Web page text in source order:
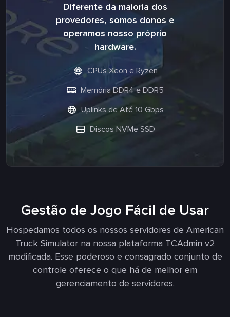
Diferente da maioria dos
provedores, somos donos e
operamos nosso próprio
hardware.
CPUs Xeon e Ryzen
Memória DDR4 e DDR5
Uplinks de Até 10 Gbps
Discos NVMe SSD
Gestão de Jogo Fácil de Usar
Hospedamos todos os nossos servidores de American
Truck Simulator na nossa plataforma TCAdmin v2
modificada. Esse poderoso e consagrado conjunto de
controle oferece o que há de melhor em
gerenciamento de servidores.